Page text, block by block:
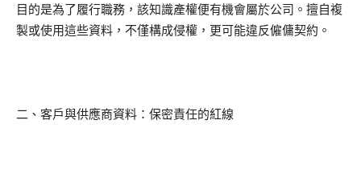
目的是為了履行職務，該知識產權便有機會屬於公司。擅自複
製或使用這些資料，不僅構成侵權，更可能違反僱傭契約。
二、客戶與供應商資料：保密責任的紅線